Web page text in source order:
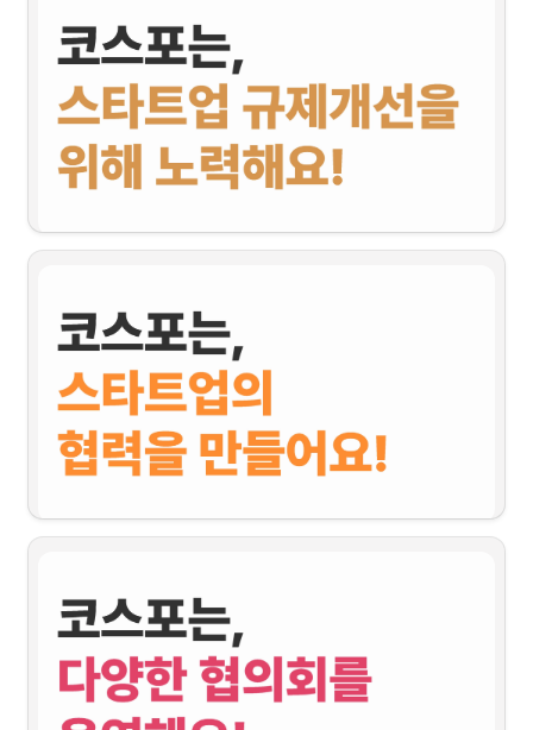
벤처스타트업아카데미
코리아스타트업 회원사와 훈련기관(멋쟁이사자처럼, 패스트캠퍼스, 엘리스) 수료
생 간 원활한
활용한 온라인 채용박람회에 참여하여 우수한 인재를 먼저 채용하세요
구직자가 함께하는행사를 운영했어요! 참여자 70% 이상이 ‘만족’ 이상의 높은 만족
도를 보였고, 97% 이상의 참여자가 ‘보통’ 이상의 만족도를 보여줬어요
스타트업 규제 개선을 위해 노력하고 있는 정책실의 다양한 활동에 대해 소개해 드릴
모션부터,
회원사 간 사업제휴・MOU・신사업발굴 등 협업이 이루어지도록 코스포가 ‘연결’하
아래 코스포 비즈니스 커넥트를 통해 만나보세요!